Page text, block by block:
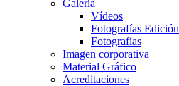
Galería
Vídeos
Fotografías
Fotografías
Imagen corporativa
Material Gráfico
Acreditaciones